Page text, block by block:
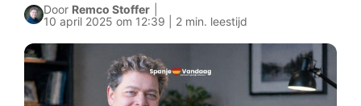
Door Remco Stoffer
10 april 2025 om 12:39 | 2 min. leestijd